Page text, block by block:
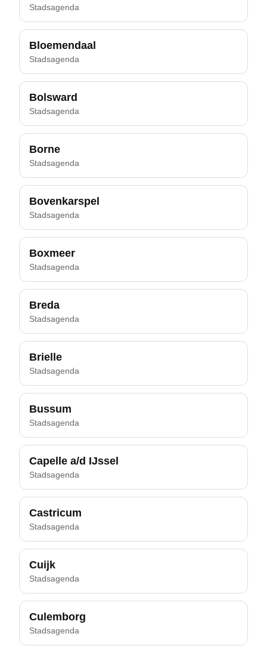
Stadsagenda
Bloemendaal
Stadsagenda
Bolsward
Stadsagenda
Borne
Stadsagenda
Bovenkarspel
Stadsagenda
Boxmeer
Stadsagenda
Breda
Stadsagenda
Brielle
Stadsagenda
Bussum
Stadsagenda
Capelle a/d IJssel
Stadsagenda
Castricum
Stadsagenda
Cuijk
Stadsagenda
Culemborg
Stadsagenda